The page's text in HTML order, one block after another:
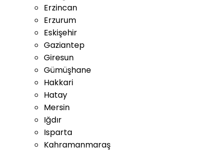
Erzincan
Erzurum
Eskişehir
Gaziantep
Giresun
Gümüşhane
Hakkari
Hatay
Mersin
Iğdır
Isparta
Kahramanmaraş